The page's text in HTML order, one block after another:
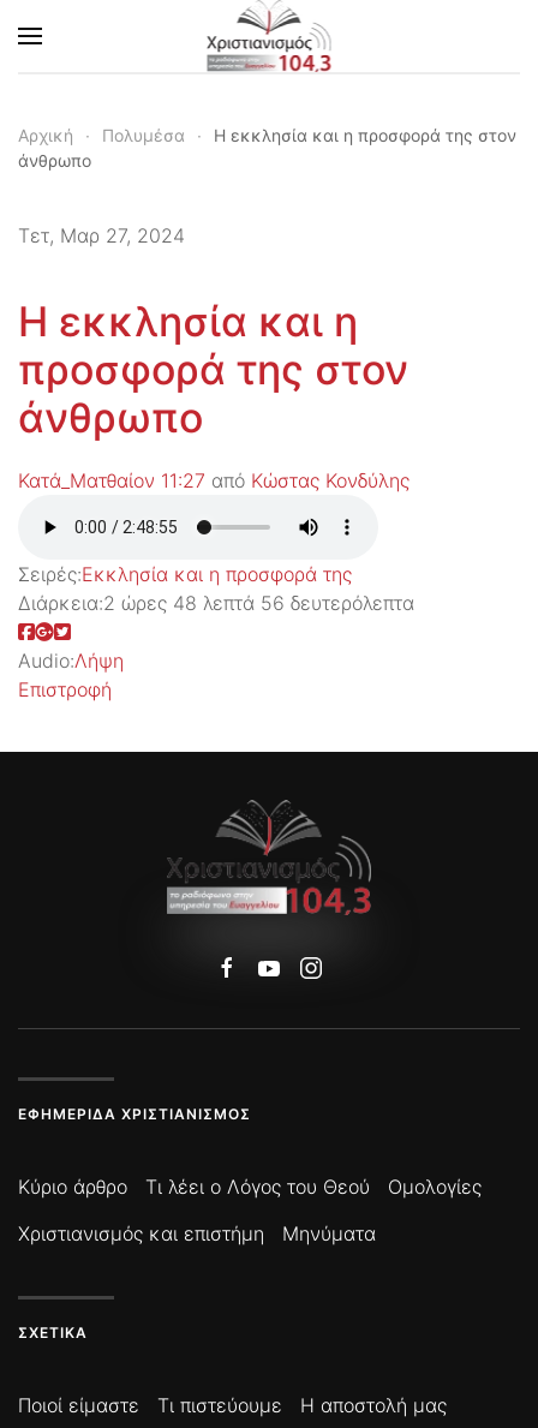
Skip to main content
Αρχική Πολυμέσα
Η εκκλησία και η προσφορά της στον
άνθρωπο
Τετ, Μαρ 27, 2024
Η εκκλησία και η
προσφορά της στον
άνθρωπο
Κατά_Ματθαίον 11:27 από Κώστας Κονδύλης
Σειρές:Εκκλησία και η προσφορά της
Διάρκεια:2 ώρες 48 λεπτά 56 δευτερόλεπτα
Audio:Λήψη
Επιστροφή
ΕΦΗΜΕΡΊΔΑ ΧΡΙΣΤΙΑΝΙΣΜΌΣ
Κύριο άρθρο Τι λέει ο Λόγος του Θεού
Ομολογίες
Χριστιανισμός και επιστήμη
Μηνύματα
ΣΧΕΤΙΚΆ
Ποιοί είμαστε Τι πιστεύουμε Η αποστολή μας